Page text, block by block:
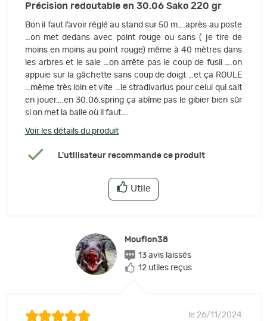
Précision redoutable en 30.06 Sako 220 gr
Bon il faut l’avoir réglé au stand sur 50 m….après au poste
…on met dedans avec point rouge ou sans ( je tire de
moins en moins au point rouge) même à 40 mètres dans
les arbres et le sale …on arrête pas le coup de fusil ….on
appuie sur la gâchette sans coup de doigt …et ça ROULE
…même très loin et vite …le stradivarius pour celui qui sait
en jouer….en 30.06.spring ça abîme pas le gibier bien sûr
si on met la balle où il faut….
Voir les détails du produit
L'utilisateur recommande ce produit
Utile
Mouflon38
13 avis laissés
12 utiles reçus
le 26/11/2024